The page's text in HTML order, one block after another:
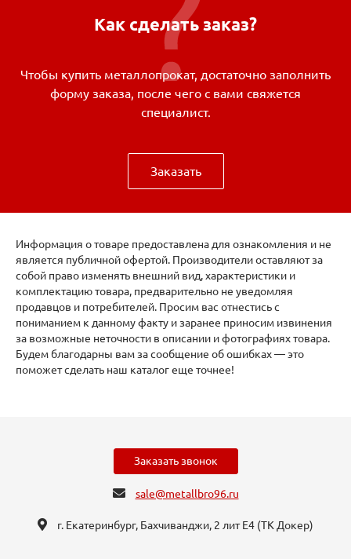
Как сделать заказ?
Чтобы купить металлопрокат, достаточно заполнить
форму заказа, после чего с вами свяжется
специалист.
Заказать
Информация о товаре предоставлена для ознакомления и не
является публичной офертой. Производители оставляют за
собой право изменять внешний вид, характеристики и
комплектацию товара, предварительно не уведомляя
продавцов и потребителей. Просим вас отнестись с
пониманием к данному факту и заранее приносим извинения
за возможные неточности в описании и фотографиях товара.
Будем благодарны вам за сообщение об ошибках — это
поможет сделать наш каталог еще точнее!
Заказать звонок
sale@metallbro96.ru
г. Екатеринбург, ​Бахчиванджи, 2 лит Е4 (ТК Докер​)